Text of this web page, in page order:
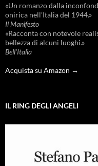
«Un romanzo dalla
onirica nell'Italia del 1944.»
Il Manifesto
«Racconta con notevole
bellezza di alcuni luoghi.»
Bell'Italia
Acquista su Amazon →
IL RING DEGLI ANGELI